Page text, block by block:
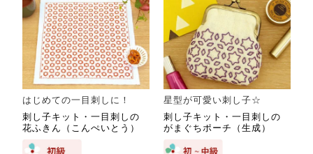
はじめての一目刺しに！
刺し子キット・一目刺しの
花ふきん（こんぺいとう）
星型が可愛い刺し子☆
刺し子キット・一目刺しの
がまぐちポーチ（生成）